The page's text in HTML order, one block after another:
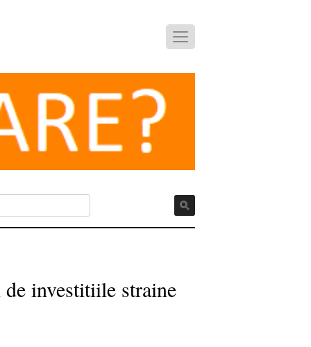
investitiile straine